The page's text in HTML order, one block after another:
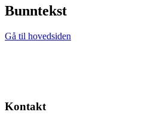
Bunntekst
Gå til hovedsiden
Kontakt